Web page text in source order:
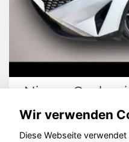
Nissan Qashqai
Wir verwenden
Diese Webseite